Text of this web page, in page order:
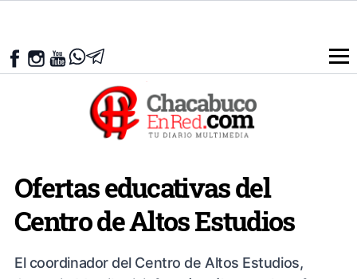
Ofertas educativas del
Centro de Altos Estudios
El coordinador del Centro de Altos Estudios,